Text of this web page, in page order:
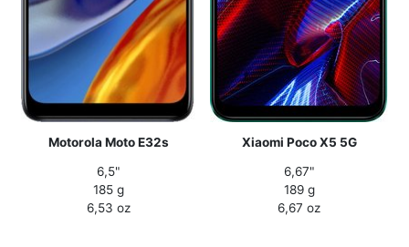
Motorola Moto E32s
Xiaomi Poco X5 5G
6,5"
185 g
6,53 oz
6,67"
189 g
6,67 oz